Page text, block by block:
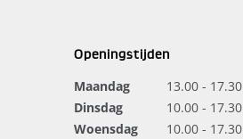
Openingstijden
Maandag
13.00 - 17.30
Dinsdag
10.00 - 17.30
Woensdag
10.00 - 17.30